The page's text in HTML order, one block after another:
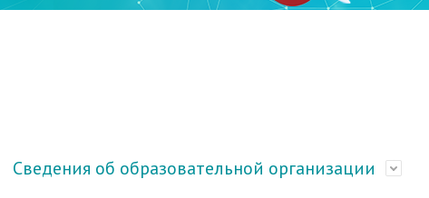
Сведения об образовательной организации